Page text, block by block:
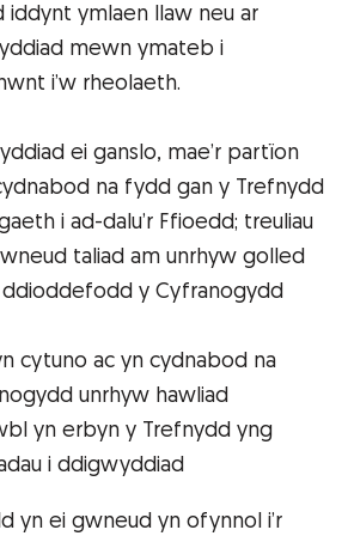
ymlaen llaw neu ar
mewn ymateb i
i’w rheolaeth.
ei ganslo, mae’r partïon
na fydd gan y Trefnydd
i ad-dalu’r Ffioedd; treuliau
taliad am unrhyw golled
ddioddefodd y Cyfranogydd
cytuno ac yn cydnabod na
unrhyw hawliad
yn erbyn y Trefnydd yng
i ddigwyddiad
yn ei gwneud yn ofynnol i’r